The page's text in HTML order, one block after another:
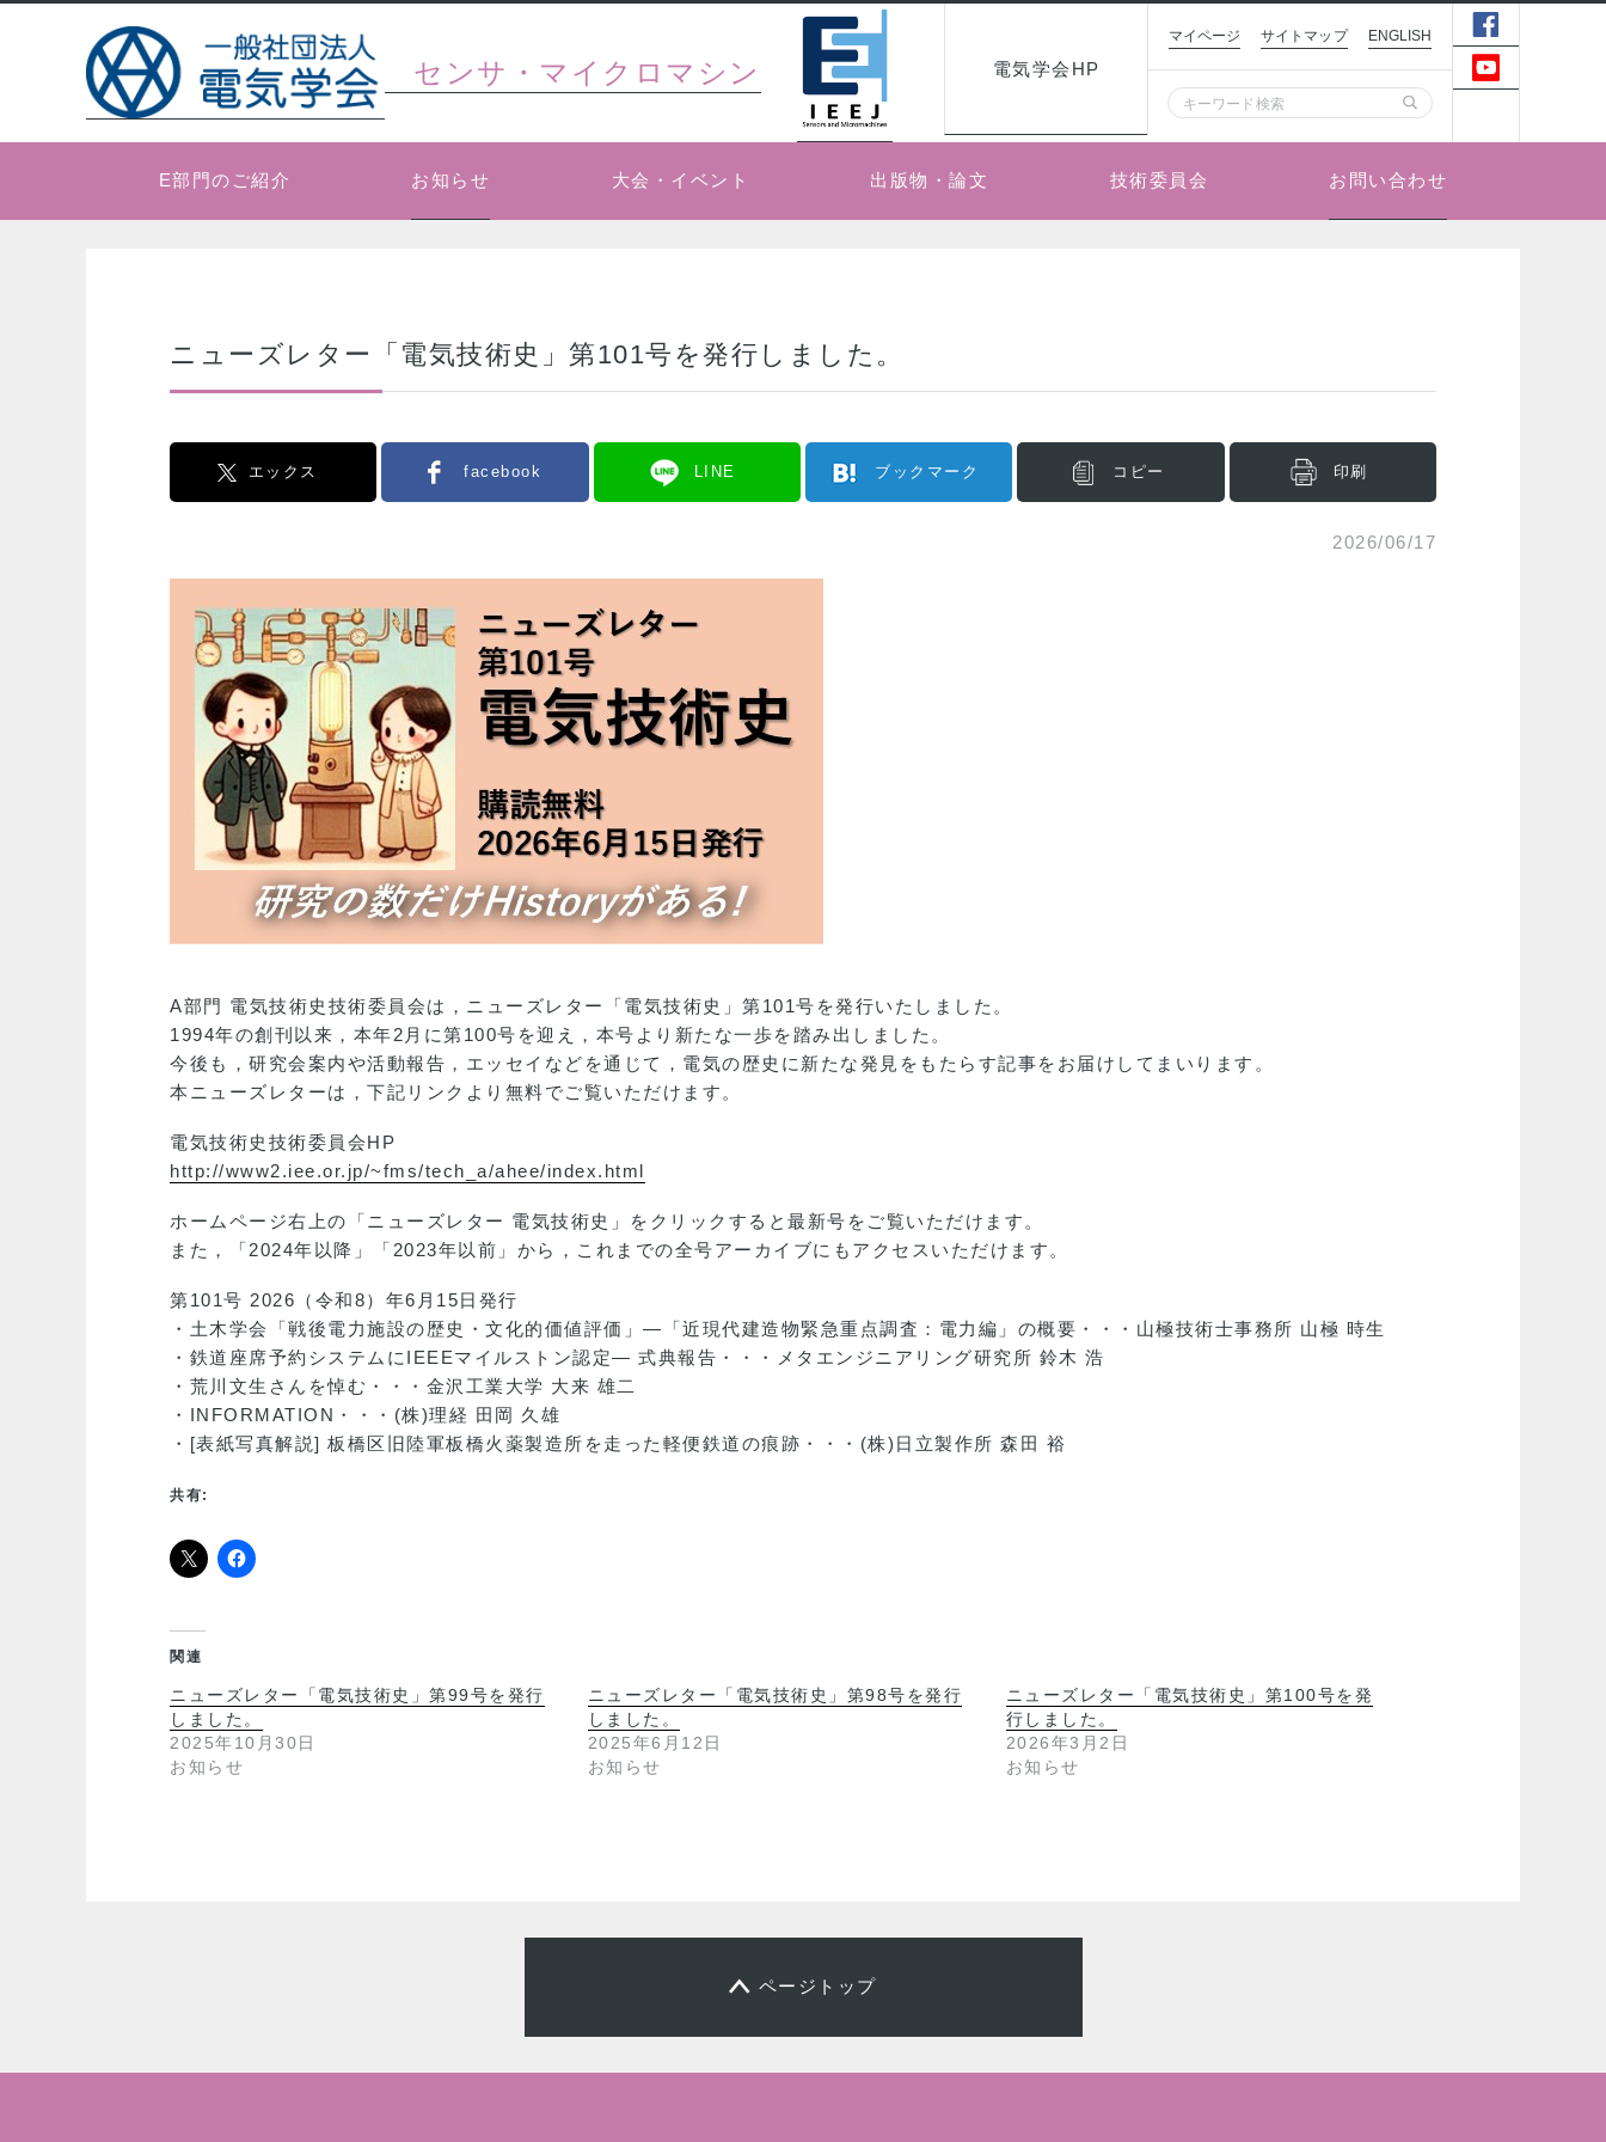
センサ・マイクロマシン 電気学会HP
マイページ サイトマップ ENGLISH
E部門のご紹介 お知らせ 大会・イベント 出版物・論文 技術委員会 お問い合わせ
ニューズレター「電気技術史」第101号を発行しました。
エックス facebook LINE ブックマーク コピー 印刷
2026/06/17
A部門 電気技術史技術委員会は，ニューズレター「電気技術史」第101号を発行いたしました。
1994年の創刊以来，本年2月に第100号を迎え，本号より新たな一歩を踏み出しました。
今後も，研究会案内や活動報告，エッセイなどを通じて，電気の歴史に新たな発見をもたらす記事をお届けしてまいります。
本ニューズレターは，下記リンクより無料でご覧いただけます。
電気技術史技術委員会HP
http://www2.iee.or.jp/~fms/tech_a/ahee/index.html
ホームページ右上の「ニューズレター 電気技術史」をクリックすると最新号をご覧いただけます。
また，「2024年以降」「2023年以前」から，これまでの全号アーカイブにもアクセスいただけます。
第101号 2026（令和8）年6月15日発行
・土木学会「戦後電力施設の歴史・文化的価値評価」—「近現代建造物緊急重点調査：電力編」の概要・・・山極技術士事務所 山極 時生
・鉄道座席予約システムにIEEEマイルストン認定— 式典報告・・・メタエンジニアリング研究所 鈴木 浩
・荒川文生さんを悼む・・・金沢工業大学 大来 雄二
・INFORMATION・・・(株)理経 田岡 久雄
・[表紙写真解説] 板橋区旧陸軍板橋火薬製造所を走った軽便鉄道の痕跡・・・(株)日立製作所 森田 裕
共有:
関連
ニューズレター「電気技術史」第99号を発行
しました。
2025年10月30日
お知らせ
ニューズレター「電気技術史」第98号を発行
しました。
2025年6月12日
お知らせ
ニューズレター「電気技術史」第100号を発
行しました。
2026年3月2日
お知らせ
ページトップ